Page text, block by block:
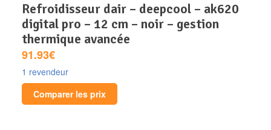
refroidisseur dair – deepcool – ak620
digital pro – 12 cm – noir – gestion
thermique avancée
91.93€
1 revendeur
Comparer les prix